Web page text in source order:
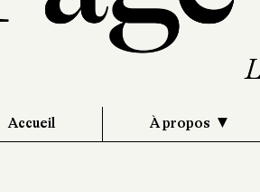
Accueil À propos